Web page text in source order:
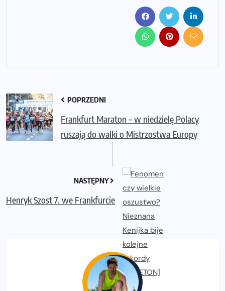
POPRZEDNI
Frankfurt Maraton – w niedzielę Polacy
ruszają do walki o Mistrzostwa Europy
NASTĘPNY
Henryk Szost 7. we Frankfurcie